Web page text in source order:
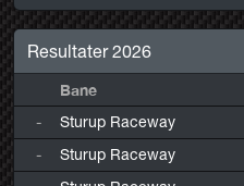
Resultater 2026
Bane
- Sturup Raceway
-
Sturup Raceway